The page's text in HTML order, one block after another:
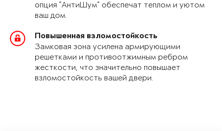
опция "АнтиШум" обеспечат теплом и уютом
ваш дом.
Повышенная взломостойкость
Замковая зона усилена армирующими
решетками и противоотжимным ребром
жесткости, что значительно повышает
взломостойкость вашей двери.